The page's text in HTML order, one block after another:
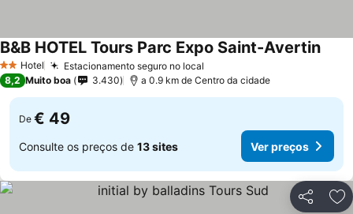
2 Estrelas
Hotel Estacionamento seguro no local
B&B HOTEL Tours Parc Expo Saint-AvertinVer
8,2 Muito boa 3.430 a 0.9 km de Centro da cidade
De € 49
Consulte os preços de 13 sites Ver preços
Partilhar